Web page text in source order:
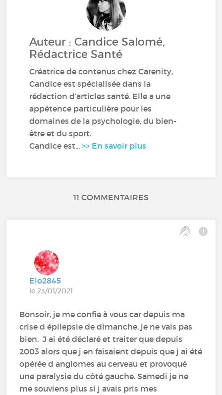
Auteur : Candice Salomé,
Rédactrice Santé
Créatrice de contenus chez Carenity,
Candice est spécialisée dans la
rédaction d’articles santé. Elle a une
appétence particulière pour les
domaines de la psychologie, du bien-
être et du sport.
Candice est...>> En savoir plus
11 COMMENTAIRES
Elo2845
le 23/01/2021
Bonsoir, je me confie à vous car depuis ma
crise d épilepsie de dimanche, je ne vais pas
bien. J ai été déclaré et traiter que depuis
2003 alors que j en faisaient depuis que j ai été
opérée d angiomes au cerveau et provoqué
une paralysie du côté gauche. Samedi je ne
me souviens plus si j avais pris mes